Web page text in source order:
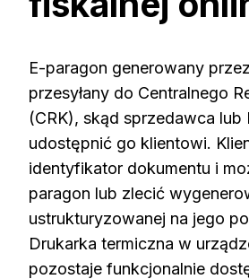
E-paragon generowany
przesyłany do Centralnego
(CRK), skąd sprzedawca lub
udostępnić go klientowi.
identyfikator dokumentu i
paragon lub zlecić
ustrukturyzowanej na jego
Drukarka termiczna w
pozostaje funkcjonalnie